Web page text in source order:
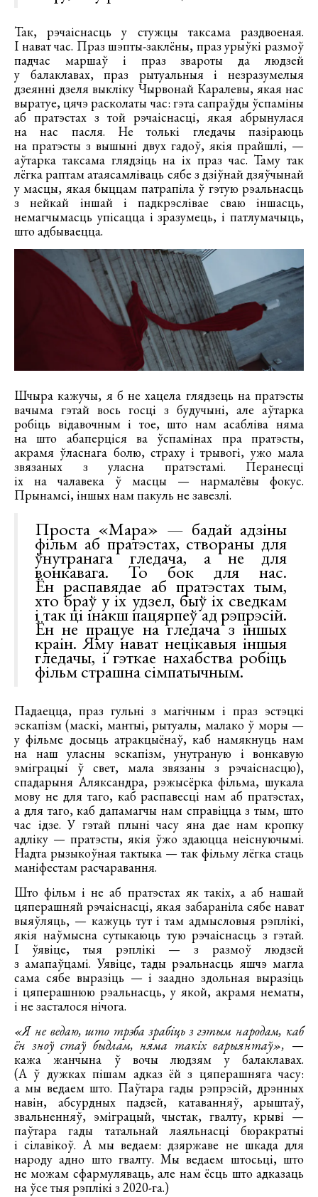
Так, рэчаіснасць у стужцы таксама раздвоеная.
І нават час. Праз шэпты-заклёны, праз урыўкі размоў
падчас маршаў і праз звароты да людзей
у балаклавах, праз рытуальныя і незразумелыя
дзеянні дзеля выкліку Чырвонай Каралевы, якая нас
выратуе, цячэ расколаты час: гэта сапраўды ўспаміны
аб пратэстах з той рэчаіснасці, якая абрынулася
на нас пасля. Не толькі гледачы пазіраюць
на пратэсты з вышыні двух гадоў, якія прайшлі, —
аўтарка таксама глядзіць на іх праз час. Таму так
лёгка раптам атаясамліваць сябе з дзіўнай дзяўчынай
у масцы, якая быццам патрапіла ў гэтую рэальнасць
з нейкай іншай і падкрэслівае сваю іншасць,
немагчымасць упісацца і зразумець, і патлумачыць,
што адбываецца.
Шчыра кажучы, я б не хацела глядзець на пратэсты
вачыма гэтай вось госці з будучыні, але аўтарка
робіць відавочным і тое, што нам асабліва няма
на што абаперціся ва ўспамінах пра пратэсты,
акрамя ўласнага болю, страху і трывогі, ужо мала
звязаных з уласна пратэстамі. Перанесці
іх на чалавека ў масцы — нармалёвы фокус.
Прынамсі, іншых нам пакуль не завезлі.
Проста «Мара» — бадай адзіны
фільм аб пратэстах, створаны для
ўнутранага гледача, а не для
вонкавага. То бок для нас.
Ён распавядае аб пратэстах тым,
хто браў у іх удзел, быў іх сведкам
і так ці інакш пацярпеў ад рэпрэсій.
Ён не працуе на гледача з іншых
краін. Яму нават нецікавыя іншыя
гледачы, і гэткае нахабства робіць
фільм страшна сімпатычным.
Падаецца, праз гульні з магічным і праз эстэцкі
эскапізм (маскі, мантыі, рытуалы, малако ў моры —
у фільме досыць атракцыёнаў, каб намякнуць нам
на наш уласны эскапізм, унутраную і вонкавую
эміграцыі ў свет, мала звязаны з рэчаіснасцю),
спадарыня Аляксандра, рэжысёрка фільма, шукала
мову не для таго, каб распавесці нам аб пратэстах,
а для таго, каб дапамагчы нам справіцца з тым, што
час ідзе. У гэтай плыні часу яна дае нам кропку
адліку — пратэсты, якія ўжо здаюцца неіснуючымі.
Надта рызыкоўная тактыка — так фільму лёгка стаць
маніфестам расчаравання.
Што фільм і не аб пратэстах як такіх, а аб нашай
цяперашняй рэчаіснасці, якая забараніла сябе нават
выяўляць, — кажуць тут і там адмысловыя рэплікі,
якія наўмысна сутыкаюць тую рэчаіснасць з гэтай.
І ўявіце, тыя рэплікі — з размоў людзей
з амапаўцамі. Уявіце, тады рэальнасць яшчэ магла
сама сябе выразіць — і заадно здольная выразіць
і цяперашнюю рэальнасць, у якой, акрамя нематы,
і не засталося нічога.
«Я не ведаю, што трэба зрабіць з гэтым народам, каб
ён зноў стаў быдлам, няма такіх варыянтаў», —
кажа жанчына ў вочы людзям у балаклавах.
(А ў дужках пішам адказ ёй з цяперашняга часу:
а мы ведаем што. Паўтара гады рэпрэсій, дрэнных
навін, абсурдных падзей, катаванняў, арыштаў,
звальненняў, эміграцый, чыстак, гвалту, крыві —
паўтара гады татальнай лаяльнасці бюракратыі
і сілавікоў. А мы ведаем: дзяржаве не шкада для
народу адно што гвалту. Мы ведаем штосьці, што
не можам сфармуляваць, але нам ёсць што адказаць
на ўсе тыя рэплікі з 2020-га.)